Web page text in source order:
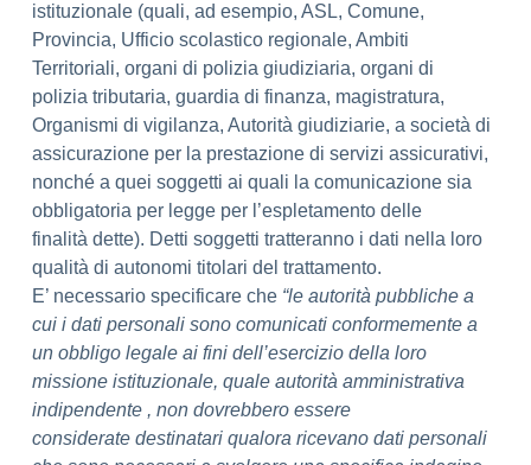
istituzionale (quali, ad esempio, ASL, Comune,
Provincia, Ufficio scolastico regionale, Ambiti
Territoriali, organi di polizia giudiziaria, organi di
polizia tributaria, guardia di finanza, magistratura,
Organismi di vigilanza, Autorità giudiziarie, a società di
assicurazione per la prestazione di servizi assicurativi,
nonché a quei soggetti ai quali la comunicazione sia
obbligatoria per legge per l’espletamento delle
finalità dette). Detti soggetti tratteranno i dati nella loro
qualità di autonomi titolari del trattamento.
E’ necessario specificare che “le autorità pubbliche a
cui i dati personali sono comunicati conformemente a
un obbligo legale ai fini dell’esercizio della loro
missione istituzionale, quale autorità amministrativa
indipendente , non dovrebbero essere
considerate destinatari qualora ricevano dati personali